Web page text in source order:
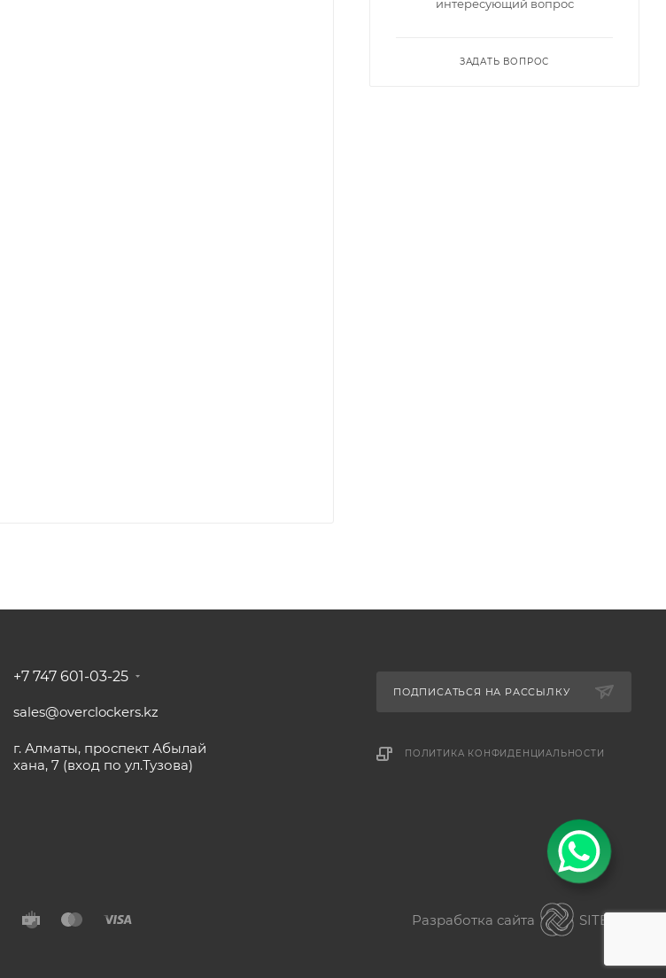
интересующий вопрос
ЗАДАТЬ ВОПРОС
+7 747 601-03-25
sales@overclockers.kz
г. Алматы, проспект Абылай
хана, 7 (вход по ул.Тузова)
ПОДПИСАТЬСЯ НА РАССЫЛКУ
ПОЛИТИКА КОНФИДЕНЦИАЛЬНОСТИ
Разработка сайта
SITER.KZ